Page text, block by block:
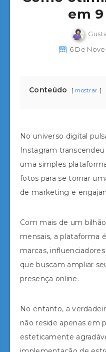
em 9
6 De
Conteúdo mostrar
No universo digital
Instagram
uma simples
fotos para se tornar
de marketing e
Com mais de um
mensais, a plataforma
marcas,
que buscam ampliar
presença online.
No entanto, a
não reside apenas em
esteticamente